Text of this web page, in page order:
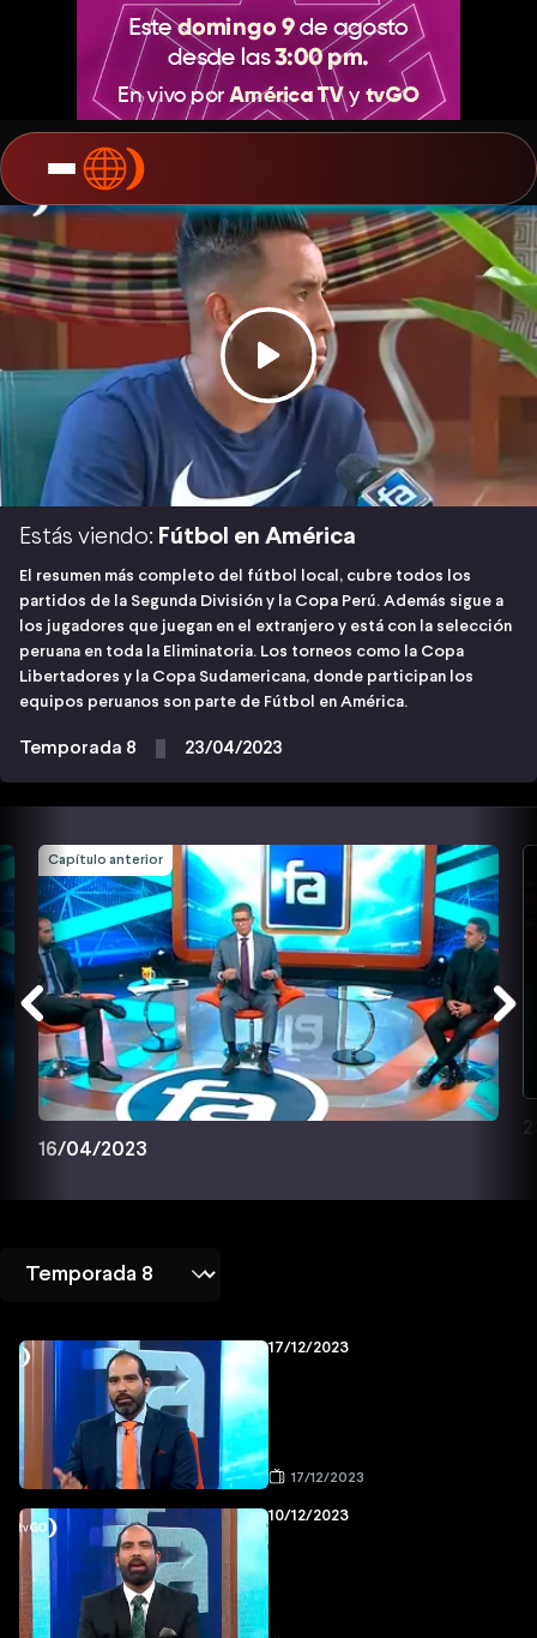
Estás viendo: Fútbol en América
El resumen más completo del fútbol local, cubre todos los
partidos de la Segunda División y la Copa Perú. Además sigue a
los jugadores que juegan en el extranjero y está con la selección
peruana en toda la Eliminatoria. Los torneos como la Copa
Libertadores y la Copa Sudamericana, donde participan los
equipos peruanos son parte de Fútbol en América.
Temporada 8 23/04/2023
Capítulo anterior
16/04/2023
17/12/2023
17/12/2023
10/12/2023